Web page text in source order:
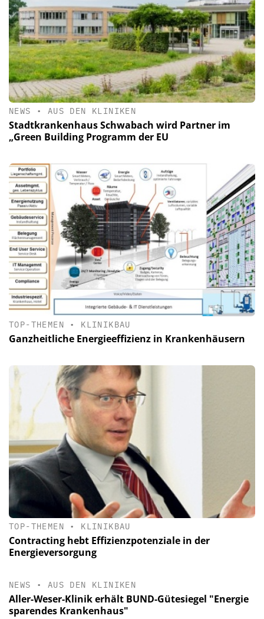
NEWS • AUS DEN KLINIKEN
Stadtkrankenhaus Schwabach wird Partner im
„Green Building Programm der EU
TOP-THEMEN • KLINIKBAU
Ganzheitliche Energieeffizienz in Krankenhäusern
TOP-THEMEN • KLINIKBAU
Contracting hebt Effizienzpotenziale in der
Energieversorgung
NEWS • AUS DEN KLINIKEN
Aller-Weser-Klinik erhält BUND-Gütesiegel "Energie
sparendes Krankenhaus"